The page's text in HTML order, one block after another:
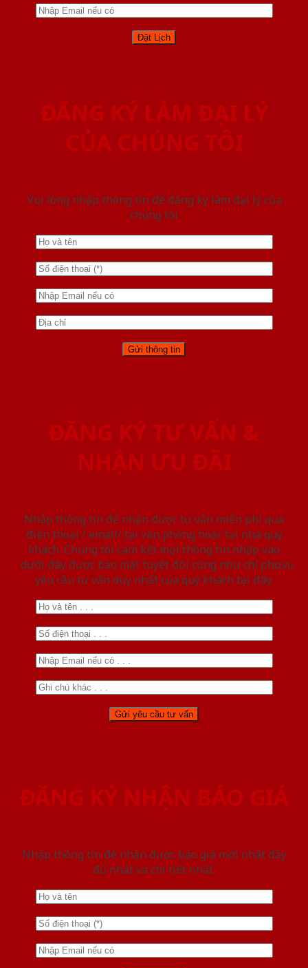
ĐĂNG KÝ LÀM ĐẠI LÝ
CỦA CHÚNG TÔI
Vui lòng nhập thông tin để đăng ký làm đại lý của
chúng tôi
ĐĂNG KÝ TƯ VẤN &
NHẬN ƯU ĐÃI
Nhập thông tin để nhận được tư vấn miễn phí qua
điện thoại / email/ tại văn phòng hoặc tại nhà quý
khách. Chúng tôi cam kết mọi thông tin nhập vào
dưới đây được bảo mật tuyệt đối cũng như chỉ phục vụ
yêu cầu tư vấn duy nhất của quý khách tại đây.
ĐĂNG KÝ NHẬN BÁO GIÁ
Nhập thông tin để nhận được báo giá mới nhât đầy
đủ nhất và chi tiết nhất.